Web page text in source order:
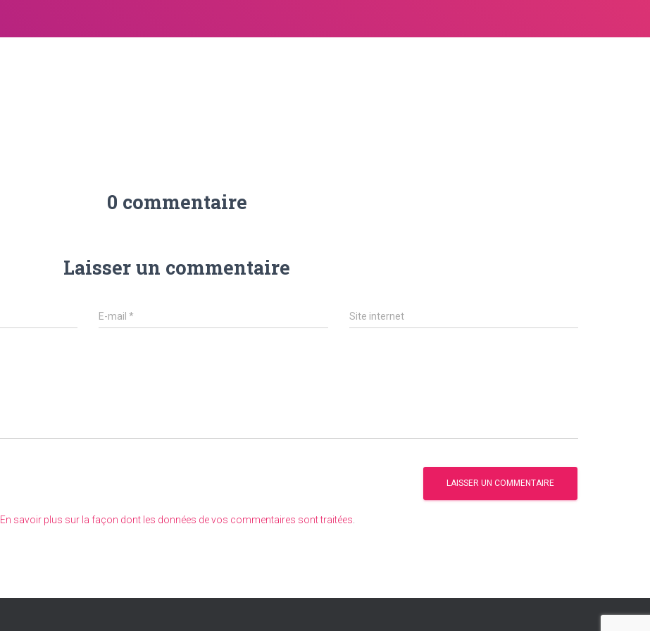
0 commentaire
Laisser un commentaire
E-mail* Site internet
En savoir plus sur la façon dont les données de vos commentaires sont traitées